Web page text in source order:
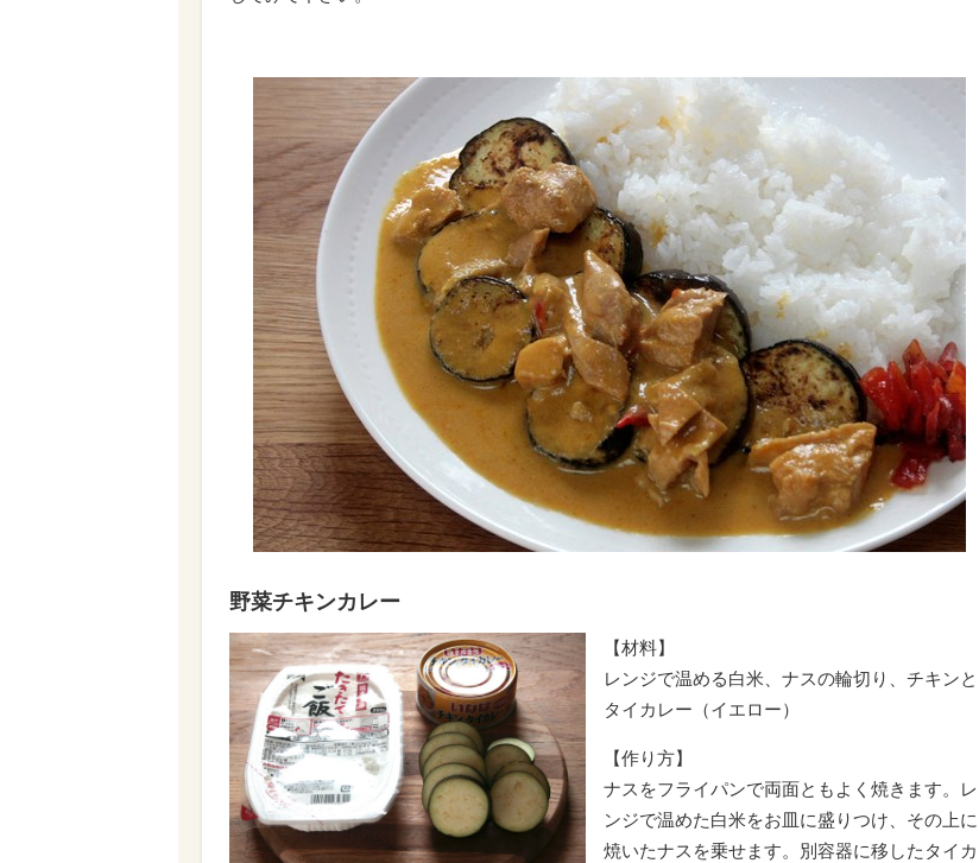
野菜チキンカレー
【材料】
レンジで温める白米、ナスの輪切り、チキンと
タイカレー（イエロー）
【作り方】
ナスをフライパンで両面ともよく焼きます。レ
ンジで温めた白米をお皿に盛りつけ、その上に
焼いたナスを乗せます。別容器に移したタイカ